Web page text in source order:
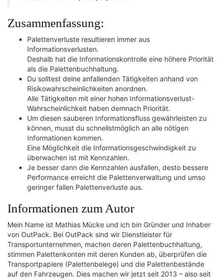
Zusammenfassung:
Palettenverluste resultieren immer aus
Informationsverlusten.
Deshalb hat die Informationskontrolle eine höhere Priorität
als die Palettenbuchhaltung.
Du solltest deine anfallenden Tätigkeiten anhand von
Risikowahrscheinlichkeiten anordnen.
Alle Tätigkeiten mit einer hohen Informationsverlust-
Wahrscheinlichkeit haben demnach Priorität.
Um diesen sauberen Informationsfluss gewährleisten zu
können, musst du schnellstmöglich an alle nötigen
Informationen kommen.
Eine Möglichkeit die Informationsgeschwindigkeit zu
überwachen ist mit Kennzahlen.
Je besser dann die Kennzahlen ausfallen, desto bessere
Performance erreicht die Palettenverwaltung und umso
geringer fallen Palettenverluste aus.
Informationen zum Autor
Mein Name ist Mathias Mücke und ich bin Gründer und Inhaber
von OutPack. Bei OutPack sind wir Dienstleister für
Transportunternehmen, machen deren Palettenbuchhaltung,
stimmen Palettenkonten mit deren Kunden ab, überprüfen die
Transportpapiere (Palettenbelege) und die Palettenbestände
auf den Fahrzeugen. Dies machen wir jetzt seit 2013 – also seit